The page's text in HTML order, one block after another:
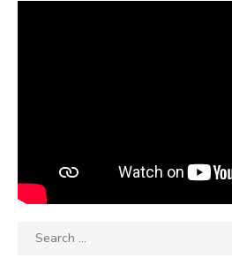
Search